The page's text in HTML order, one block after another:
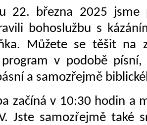
22. března 2025 jsme
bohoslužbu s
Můžete se těšit na
v podobě písní,
a samozřejmě
začíná v 10:30 hodin a
Jste samozřejmě také